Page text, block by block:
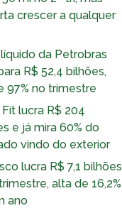
crescer a qualquer
da Petrobras
R$ 52,4 bilhões,
97% no trimestre
lucra R$ 204
e já mira 60% do
vindo do exterior
lucra R$ 7,1 bilhões
alta de 16,2%
ano